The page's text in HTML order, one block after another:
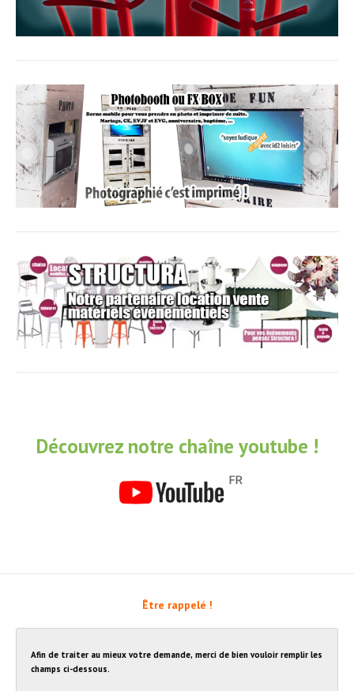
Découvrez notre chaîne youtube !
Être rappelé !
Afin de traiter au mieux votre demande, merci de bien vouloir remplir les
champs ci-dessous.